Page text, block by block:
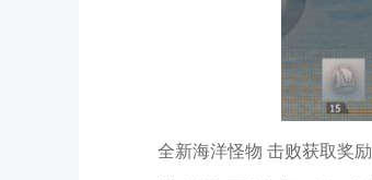
全新海洋怪物 击败获取奖励